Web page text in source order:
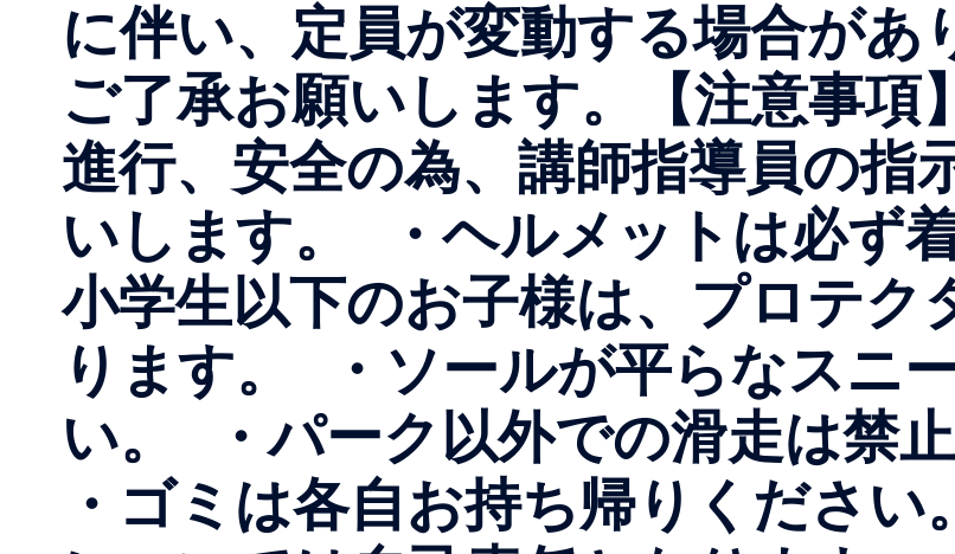
に伴い、定員が変動する場合が
ご了承お願いします。【注意事
進行、安全の為、講師指導員の指
いします。 ・ヘルメットは必ず
小学生以下のお子様は、プロテク
ります。 ・ソールが平らなスニ
い。 ・パーク以外での滑走は禁
・ゴミは各自お持ち帰りくださ